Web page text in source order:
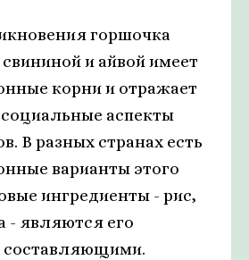
горшочка
и айвой имеет
корни и отражает
аспекты
В разных странах есть
варианты этого
ингредиенты - рис,
- являются его